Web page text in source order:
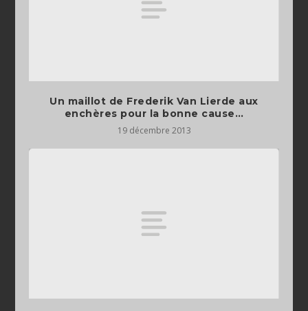
Un maillot de Frederik Van Lierde aux
enchères pour la bonne cause…
19 décembre 2013